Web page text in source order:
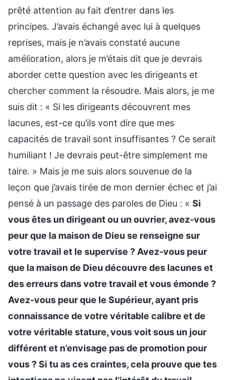
prêté attention au fait d’entrer dans les
principes. J’avais échangé avec lui à quelques
reprises, mais je n’avais constaté aucune
amélioration, alors je m’étais dit que je devrais
aborder cette question avec les dirigeants et
chercher comment la résoudre. Mais alors, je me
suis dit : « Si les dirigeants découvrent mes
lacunes, est-ce qu’ils vont dire que mes
capacités de travail sont insuffisantes ? Ce serait
humiliant ! Je devrais peut-être simplement me
taire. » Mais je me suis alors souvenue de la
leçon que j’avais tirée de mon dernier échec et j’ai
pensé à un passage des paroles de Dieu : « Si
vous êtes un dirigeant ou un ouvrier, avez-vous
peur que la maison de Dieu se renseigne sur
votre travail et le supervise ? Avez-vous peur
que la maison de Dieu découvre des lacunes et
des erreurs dans votre travail et vous émonde ?
Avez-vous peur que le Supérieur, ayant pris
connaissance de votre véritable calibre et de
votre véritable stature, vous voit sous un jour
différent et n’envisage pas de promotion pour
vous ? Si tu as ces craintes, cela prouve que tes